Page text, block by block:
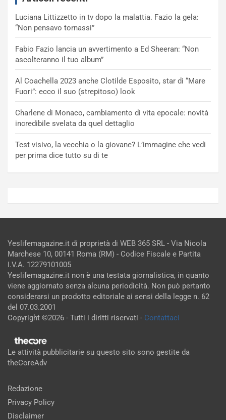
Luciana Littizzetto in tv dopo la malattia. Fazio la gela:
“Non pensavo tornassi”
Fabio Fazio lancia un avvertimento a Ed Sheeran: “Non
ascolteranno il tuo album”
Al Coachella 2023 anche Clotilde Esposito, star di “Mare
Fuori”: ecco il suo (strepitoso) look
Charlene di Monaco, cambiamento di vita epocale: novità
incredibile svelata da quel dettaglio
Test visivo, la vecchia o la giovane? L’immagine che vedi
per prima dice tutto su di te
Yeslifemagazine.it di proprietà di WEB 365 SRL - Via Nicola
Marchese 10, 00141 Roma (RM) - Codice Fiscale e Partita
I.V.A. 12279101005
Yeslifemagazine.it non è una testata giornalistica, in quanto
viene aggiornato senza alcuna periodicità. Non può pertanto
considerarsi un prodotto editoriale ai sensi della legge n. 62
del 07.03.2001
Copyright ©2026 - Tutti i diritti riservati - Contattaci
Le attività pubblicitarie su questo sito sono gestite da
theCoreAdv
Redazione
Privacy Policy
Disclaimer